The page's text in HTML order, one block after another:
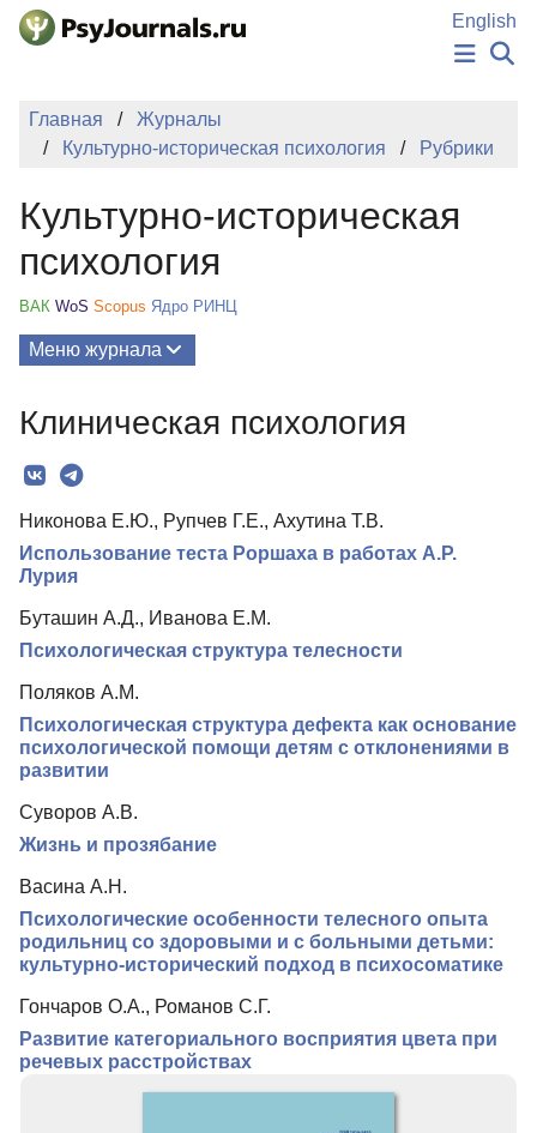
Перейти к основному содержанию
English
НОВОСТИ
БАЗА ЗНАНИЙ
КЛЮЧЕВЫЕ СЛОВА
Регистрация
Главная
Журналы
Культурно-историческая психология
Рубрики
Культурно-историческая
психология
ВАК WoS Scopus Ядро РИНЦ
Меню журнала
Миссия
Редколлегия
Редакционная политика
Индексирование
Для авторов
Рубрики
Препринты
Подписка
Контакты
Клиническая психология
Никонова Е.Ю., Рупчев Г.Е., Ахутина Т.В.
Использование теста Роршаха в работах А.Р.
Лурия
Буташин А.Д., Иванова Е.М.
Психологическая структура телесности
Поляков А.М.
Психологическая структура дефекта как основание
психологической помощи детям с отклонениями в
развитии
Суворов А.В.
Жизнь и прозябание
Васина А.Н.
Психологические особенности телесного опыта
родильниц со здоровыми и с больными детьми:
культурно-исторический подход в психосоматике
Гончаров О.А., Романов С.Г.
Развитие категориального восприятия цвета при
речевых расстройствах